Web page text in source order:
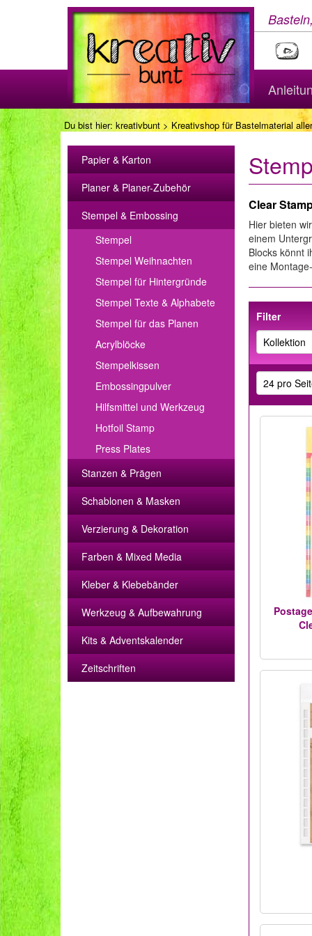
Du bist hier: kreativbunt > Kreativshop für Bastelmaterial
Papier & Karton
Planer & Planer-Zubehör
Stempel & Embossing
Stempel
Stempel Weihnachten
Stempel für Hintergründe
Stempel Texte & Alphabete
Stempel für das Planen
Acrylblöcke
Stempelkissen
Embossingpulver
Hilfsmittel und Werkzeug
Hotfoil Stamp
Press Plates
Stanzen & Prägen
Schablonen & Masken
Verzierung & Dekoration
Farben & Mixed Media
Kleber & Klebebänder
Werkzeug & Aufbewahrung
Kits & Adventskalender
Zeitschriften
Clear
Hier bieten
einem
Blocks könnt
eine
Filter